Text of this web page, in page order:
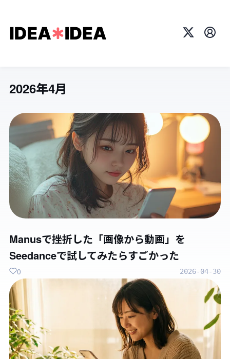
X プロ
2026年4月
Manusで挫折した「画像から動画」を
Seedanceで試してみたらすごかった
2026-04-30
0